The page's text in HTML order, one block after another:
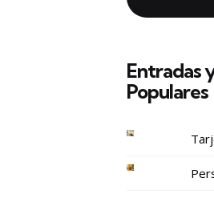
Entradas
Populares